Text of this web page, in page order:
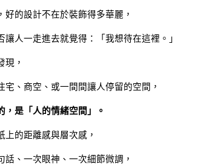
好的設計不在於裝飾得多華麗，
讓人一走進去就覺得：「我想待在這裡。」
現，
宅、商空、或一間間讓人停留的空間，
，是「人的情緒空間」。
上的距離感與層次感，
話、一次眼神、一次細節微調，